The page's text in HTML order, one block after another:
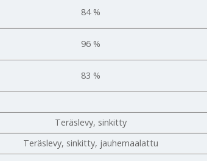
84 %
96 %
83 %
Teräslevy, sinkitty
Teräslevy, sinkitty, jauhemaalattu